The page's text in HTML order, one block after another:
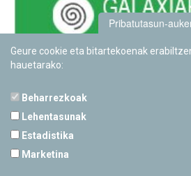
Pribatutasun-
Geure cookie eta bitartekoenak
hauetarako:
Beharrezkoak
Lehentasunak
Estadistika
Marketina